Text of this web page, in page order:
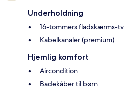
Underholdning
16-tommers fladskærms-tv
Kabelkanaler (premium)
Hjemlig komfort
Aircondition
Badekåber til børn